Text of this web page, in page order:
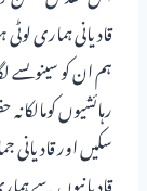
قادیانی ہماری
ہم ان کو
رہائشیوں
سکیں اور